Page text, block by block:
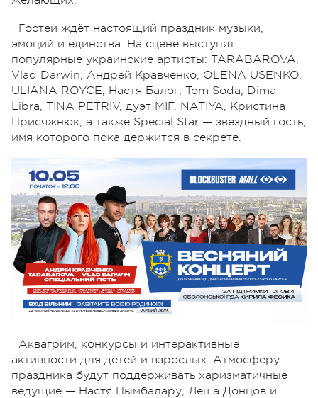
Гостей ждёт настоящий праздник музыки,
эмоций и единства. На сцене выступят
популярные украинские артисты: TARABAROVA,
Vlad Darwin, Андрей Кравченко, OLENA USENKO,
ULIANA ROYCE, Настя Балог, Tom Soda, Dima
Libra, TINA PETRIV, дуэт MIF, NATIYA, Кристина
Присяжнюк, а также Special Star — звёздный гость,
имя которого пока держится в секрете.
Аквагрим, конкурсы и интерактивные
активности для детей и взрослых. Атмосферу
праздника будут поддерживать харизматичные
ведущие — Настя Цымбалару, Лёша Донцов и